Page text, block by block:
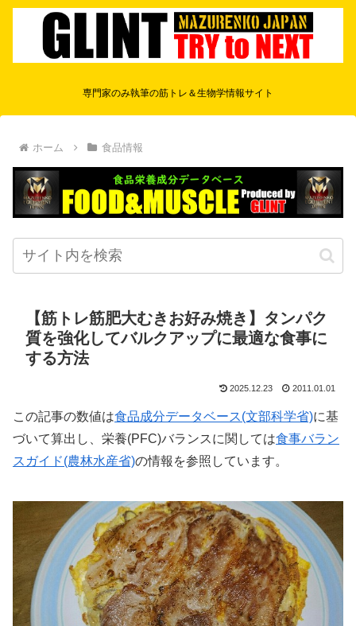
専門家のみ執筆の筋トレ＆生物学情報サイト
ホーム 食品情報
【筋トレ筋肥大むきお好み焼き】タンパク
質を強化してバルクアップに最適な食事に
する方法
2025.12.23 2011.01.01
この記事の数値は食品成分データベース(文部科学省)に基
づいて算出し、栄養(PFC)バランスに関しては食事バラン
スガイド(農林水産省)の情報を参照しています。